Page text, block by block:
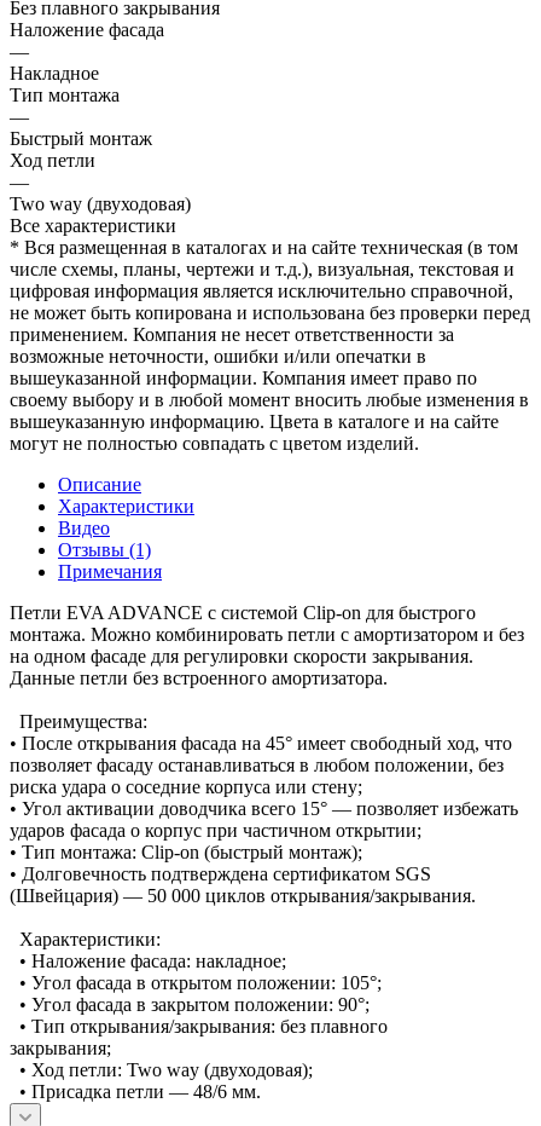
Без плавного закрывания
Наложение фасада
—
Накладное
Тип монтажа
—
Быстрый монтаж
Ход петли
—
Two way (двуходовая)
Все характеристики
* Вся размещенная в каталогах и на сайте техническая (в том
числе схемы, планы, чертежи и т.д.), визуальная, текстовая и
цифровая информация является исключительно справочной,
не может быть копирована и использована без проверки перед
применением. Компания не несет ответственности за
возможные неточности, ошибки и/или опечатки в
вышеуказанной информации. Компания имеет право по
своему выбору и в любой момент вносить любые изменения в
вышеуказанную информацию. Цвета в каталоге и на сайте
могут не полностью совпадать с цветом изделий.
Описание
Характеристики
Видео
Отзывы (1)
Примечания
Петли EVA ADVANCE с системой Clip-on для быстрого
монтажа. Можно комбинировать петли с амортизатором и без
на одном фасаде для регулировки скорости закрывания.
Данные петли без встроенного амортизатора.
Преимущества:
• После открывания фасада на 45° имеет свободный ход, что
позволяет фасаду останавливаться в любом положении, без
риска удара о соседние корпуса или стену;
• Угол активации доводчика всего 15° — позволяет избежать
ударов фасада о корпус при частичном открытии;
• Тип монтажа: Clip-on (быстрый монтаж);
• Долговечность подтверждена сертификатом SGS
(Швейцария) — 50 000 циклов открывания/закрывания.
Характеристики:
• Наложение фасада: накладное;
• Угол фасада в открытом положении: 105°;
• Угол фасада в закрытом положении: 90°;
• Тип открывания/закрывания: без плавного
закрывания;
• Ход петли: Two way (двуходовая);
• Присадка петли — 48/6 мм.